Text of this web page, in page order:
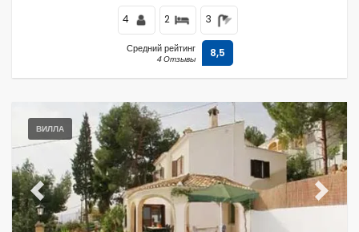
4 2 3
Средний рейтинг
4 Отзывы 8,5
ВИЛЛА
Previous Next